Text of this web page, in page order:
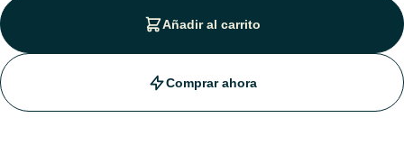
Añadir al carrito
Comprar ahora